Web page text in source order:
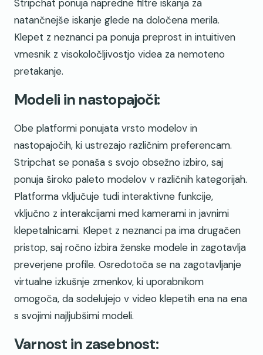
Stripchat ponuja napredne filtre iskanja za
natančnejše iskanje glede na določena merila.
Klepet z neznanci pa ponuja preprost in intuitiven
vmesnik z visokoločljivostjo videa za nemoteno
pretakanje.
Modeli in nastopajoči:
Obe platformi ponujata vrsto modelov in
nastopajočih, ki ustrezajo različnim preferencam.
Stripchat se ponaša s svojo obsežno izbiro, saj
ponuja široko paleto modelov v različnih kategorijah.
Platforma vključuje tudi interaktivne funkcije,
vključno z interakcijami med kamerami in javnimi
klepetalnicami. Klepet z neznanci pa ima drugačen
pristop, saj ročno izbira ženske modele in zagotavlja
preverjene profile. Osredotoča se na zagotavljanje
virtualne izkušnje zmenkov, ki uporabnikom
omogoča, da sodelujejo v video klepetih ena na ena
s svojimi najljubšimi modeli.
Varnost in zasebnost: